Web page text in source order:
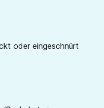
oder eingeschnürt